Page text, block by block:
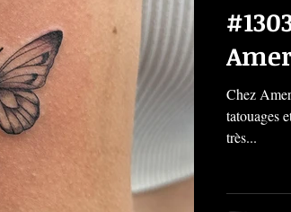
Chez
tatouages
très...